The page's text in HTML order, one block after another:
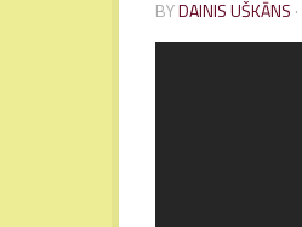
BYDAINIS UŠKĀNS ·